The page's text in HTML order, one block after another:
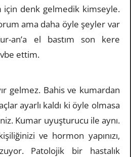
için denk gelmedik kimseyle.
ama daha öyle şeyler var
an’a el bastım son kere
ettim.
gelmez. Bahis ve kumardan
ayarlı kaldı ki öyle olmasa
Kumar uyuşturucu ile aynı.
ve hormon yapınızı,
Patolojik bir hastalık